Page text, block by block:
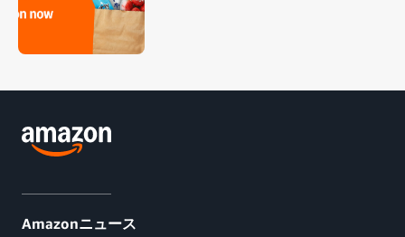
Amazonニュース